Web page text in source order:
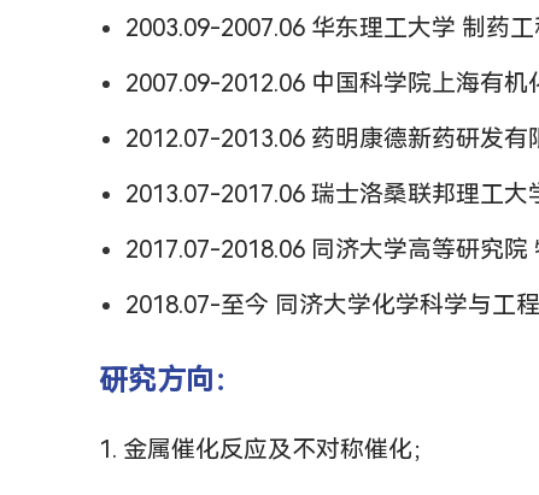
2003.09-2007.06 华东理工大学 制药
2007.09-2012.06 中国科学院上海有
2012.07-2013.06 药明康德新药研发有
2013.07-2017.06 瑞士洛桑联邦理工
2017.07-2018.06 同济大学高等研究院
2018.07-至今 同济大学化学科学与工
研究方向：
1. 金属催化反应及不对称催化；